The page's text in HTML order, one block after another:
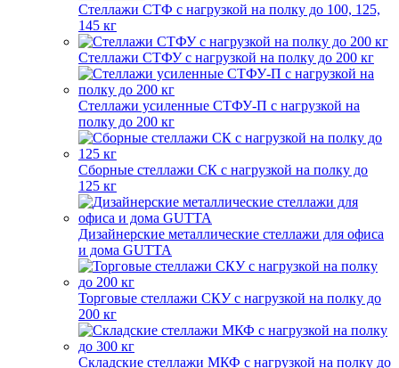
Стеллажи СТФ с нагрузкой на полку до 100, 125,
145 кг
Стеллажи СТФУ с нагрузкой на полку до 200 кг
Стеллажи усиленные СТФУ-П с нагрузкой на
полку до 200 кг
Сборные стеллажи СК с нагрузкой на полку до
125 кг
Дизайнерские металлические стеллажи для офиса
и дома GUTTA
Торговые стеллажи СКУ с нагрузкой на полку до
200 кг
Складские стеллажи МКФ с нагрузкой на полку до